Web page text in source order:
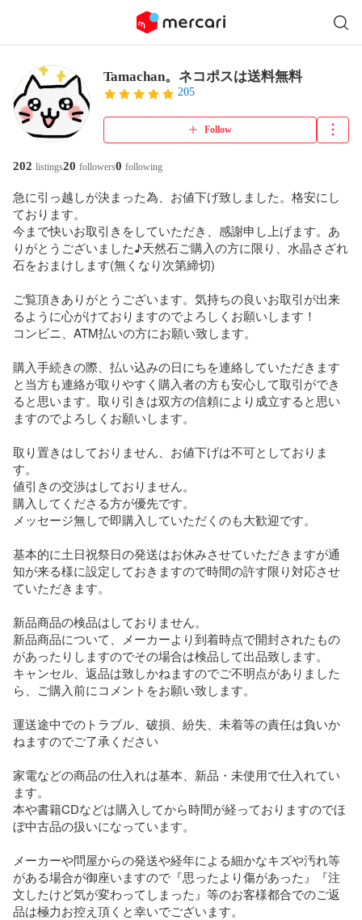
Tamachan。ネコポスは送料無料
205
Follow
202 listings20 followers0 following
急に引っ越しが決まった為、お値下げ致しました。格安にし
ております。
今まで快いお取引きをしていただき、感謝申し上げます。あ
りがとうございました♪天然石ご購入の方に限り、水晶さざれ
石をおまけします(無くなり次第締切)
ご覧頂きありがとうございます。気持ちの良いお取引が出来
るように心がけておりますのでよろしくお願いします！
コンビニ、ATM払いの方にお願い致します。
購入手続きの際、払い込みの日にちを連絡していただきます
と当方も連絡が取りやすく購入者の方も安心して取引ができ
ると思います。取り引きは双方の信頼により成立すると思い
ますのでよろしくお願いします。
取り置きはしておりません、お値下げは不可としておりま
す。
値引きの交渉はしておりません。
購入してくださる方が優先です。
メッセージ無しで即購入していただくのも大歓迎です。
基本的に土日祝祭日の発送はお休みさせていただきますが通
知が来る様に設定しておきますので時間の許す限り対応させ
ていただきます。
新品商品の検品はしておりません。
新品商品について、メーカーより到着時点で開封されたもの
があったりしますのでその場合は検品して出品致します。
キャンセル、返品は致しかねますのでご不明点がありました
ら、ご購入前にコメントをお願い致します。
運送途中でのトラブル、破損、紛失、未着等の責任は負いか
ねますのでご了承ください
家電などの商品の仕入れは基本、新品・未使用で仕入れてい
ます。
本や書籍CDなどは購入してから時間が経っておりますのでほ
ぼ中古品の扱いになっています。
メーカーや問屋からの発送や経年による細かなキズや汚れ等
がある場合が御座いますので『思ったより傷があった』『注
文したけど気が変わってしまった』等のお客様都合でのご返
品は極力お控え頂くと幸いでございます。